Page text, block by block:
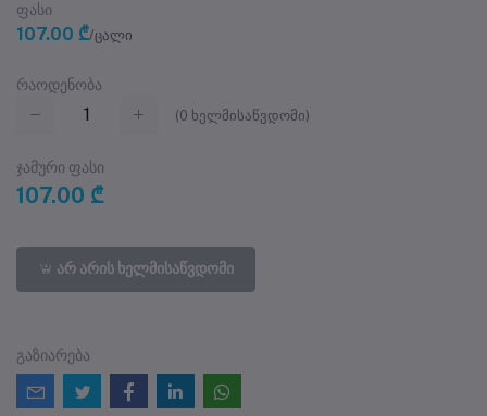
ფასი
107.00 ₾/ცალი
რაოდენობა
(0 ხელმისაწვდომი)
ჯამური ფასი
107.00 ₾
არ არის ხელმისაწვდომი
გაზიარება